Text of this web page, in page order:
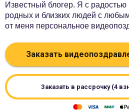
Известный блогер. Я с
родных и близких людей с
от меня персональное
Заказать
Заказать в рассрочку (4